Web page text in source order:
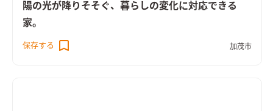
陽の光が降りそそぐ、暮らしの変化に対応できる
家。
保存する 加茂市